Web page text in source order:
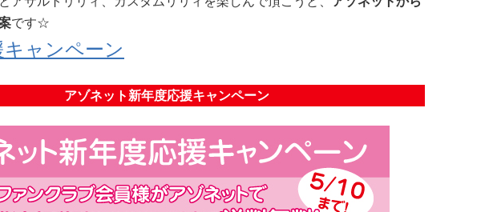
です☆
キャンペーン
アゾネット新年度応援キャンペーン